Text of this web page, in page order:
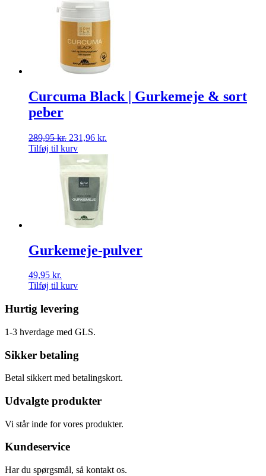
Curcuma Black | Gurkemeje & sort
peber
289,95kr. 231,96 kr.
Tilføj til kurv
Gurkemeje-pulver
49,95 kr.
Tilføj til kurv
Hurtig levering
1-3 hverdage med GLS.
Sikker betaling
Betal sikkert med betalingskort.
Udvalgte produkter
Vi står inde for vores produkter.
Kundeservice
Har du spørgsmål, så kontakt os.